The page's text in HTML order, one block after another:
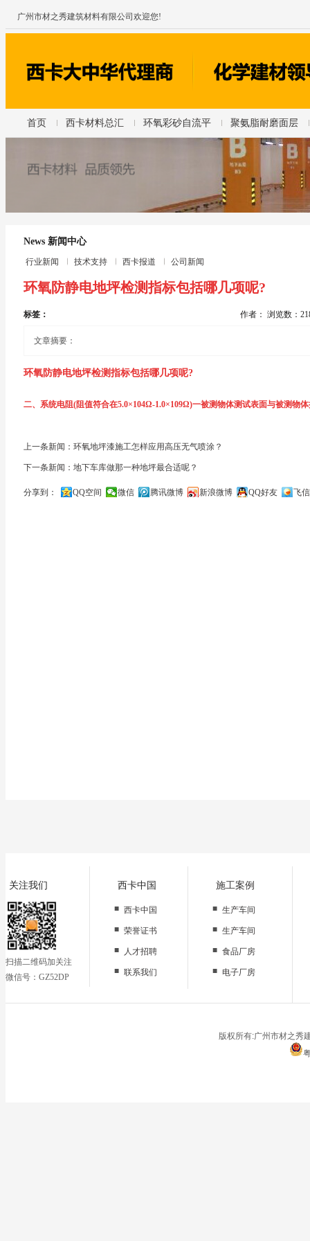
广州市材之秀建筑材料有限公司欢迎您!
首页 西卡材料总汇 环氧彩砂自流平 聚氨脂耐磨面层
News 新闻中心
行业新闻 技术支持 西卡报道 公司新闻
环氧防静电地坪检测指标包括哪几项呢?
标签： 作者： 浏览数：
文章摘要：
环氧防静电地坪检测指标包括哪几项呢?
在环氧静电地坪的施工当中,其自身最重要的就是防静电的程度,是
一般防静电地坪加测静电标准包括表面电阻,系统电阻,系统接地
二、系统电阻(阻值符合在5.0×104Ω-1.0×109Ω)一被测物体测试表面与被测物
和接地体本身的电阻、接地体与大地的电阻之间的接触电阻以及两接地体之
上一条新闻：环氧地坪漆施工怎样应用高压无气喷涂？
下一条新闻：地下车库做那一种地坪最合适呢？
分享到： QQ空间 微信 腾讯微博 新浪微博 QQ好友
飞信
关注我们
扫描二维码加关注
微信号：GZ52DP
西卡中国
■ 西卡中国
■ 荣誉证书
■
人才招聘
■ 联系我们
施工案例
■ 生产车间
■ 生产车间
■ 食品厂房
■ 电子厂房
停车场
版权所有:广州市材之